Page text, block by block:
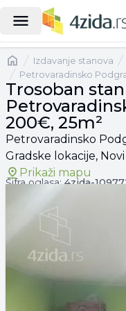
|
Naslovnaizdavanje stanova
Petrovaradinsko
Trosoban
200€, 25m²
Petrovaradinsko
Gradske lokacije, Novi
Prikaži mapu
Šifra oglasa:4zida-